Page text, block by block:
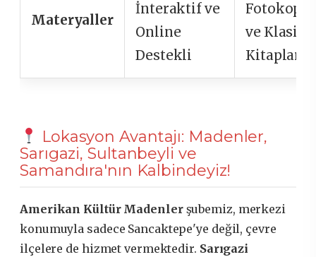
Materyaller
İnteraktif ve
Online
Destekli
Fotokopi
ve Klasik
Kitaplar
Lokasyon Avantajı: Madenler,
Sarıgazi, Sultanbeyli ve
Samandıra'nın Kalbindeyiz!
Amerikan Kültür Madenlerşubemiz, merkezi
konumuyla sadece Sancaktepe'ye değil, çevre
ilçelere de hizmet vermektedir. Sarıgazi